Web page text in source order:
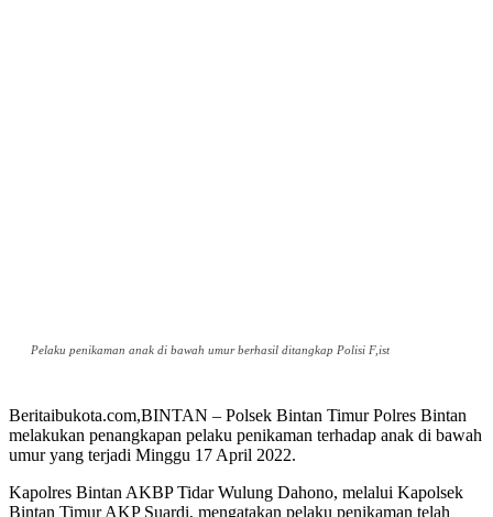
Pelaku penikaman anak di bawah umur berhasil ditangkap Polisi F,ist
Beritaibukota.com,BINTAN – Polsek Bintan Timur Polres Bintan
melakukan penangkapan pelaku penikaman terhadap anak di bawah
umur yang terjadi Minggu 17 April 2022.
Kapolres Bintan AKBP Tidar Wulung Dahono, melalui Kapolsek
Bintan Timur AKP Suardi, mengatakan pelaku penikaman telah